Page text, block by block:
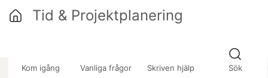
Kom igång Vanliga frågor Skriven hjälp Sök
Tid & Projektplanering